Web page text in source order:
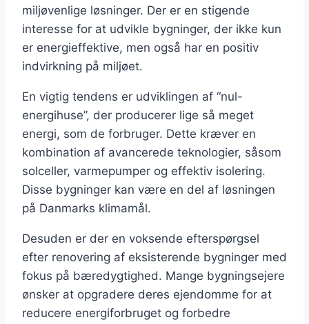
miljøvenlige løsninger. Der er en stigende
interesse for at udvikle bygninger, der ikke kun
er energieffektive, men også har en positiv
indvirkning på miljøet.
En vigtig tendens er udviklingen af “nul-
energihuse”, der producerer lige så meget
energi, som de forbruger. Dette kræver en
kombination af avancerede teknologier, såsom
solceller, varmepumper og effektiv isolering.
Disse bygninger kan være en del af løsningen
på Danmarks klimamål.
Desuden er der en voksende efterspørgsel
efter renovering af eksisterende bygninger med
fokus på bæredygtighed. Mange bygningsejere
ønsker at opgradere deres ejendomme for at
reducere energiforbruget og forbedre